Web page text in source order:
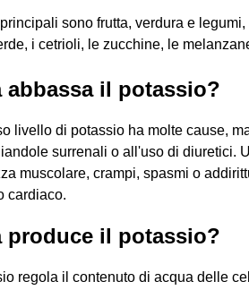
sono frutta, verdura e
i cetrioli, le zucchine, le
abbassa il potassio?
livello di potassio ha molte cause,
surrenali o all'uso di diuretici.
muscolare, crampi, spasmi o
cardiaco.
produce il potassio?
regola il contenuto di acqua delle